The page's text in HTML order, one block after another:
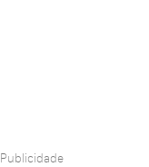
Publicidade